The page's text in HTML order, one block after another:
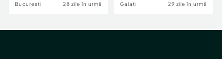
Bucuresti 28 zile în urmă Galati 29 zile în urmă